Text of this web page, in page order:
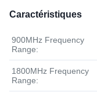
Caractéristiques
900MHz Frequency
Range:
1800MHz Frequency
Range: